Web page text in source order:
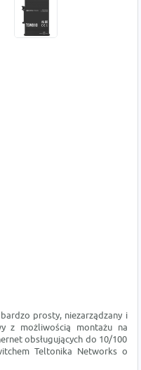
prosty, niezarządzany i
z możliwością montażu na
obsługujących do 10/100
Teltonika Networks o